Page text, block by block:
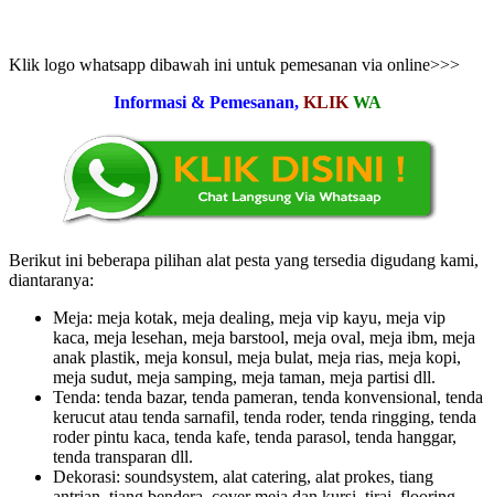
Klik logo whatsapp dibawah ini untuk pemesanan via online>>>
Informasi & Pemesanan, KLIK WA
Berikut ini beberapa pilihan alat pesta yang tersedia digudang kami,
diantaranya:
Meja: meja kotak, meja dealing, meja vip kayu, meja vip
kaca, meja lesehan, meja barstool, meja oval, meja ibm, meja
anak plastik, meja konsul, meja bulat, meja rias, meja kopi,
meja sudut, meja samping, meja taman, meja partisi dll.
Tenda: tenda bazar, tenda pameran, tenda konvensional, tenda
kerucut atau tenda sarnafil, tenda roder, tenda ringging, tenda
roder pintu kaca, tenda kafe, tenda parasol, tenda hanggar,
tenda transparan dll.
Dekorasi: soundsystem, alat catering, alat prokes, tiang